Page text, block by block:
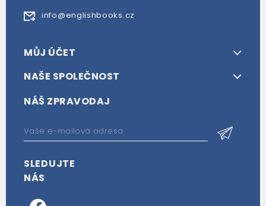
info@englishbooks.cz
MŮJ ÚČET
NAŠE SPOLEČNOST
NÁŠ ZPRAVODAJ
SLEDUJTE
NÁS